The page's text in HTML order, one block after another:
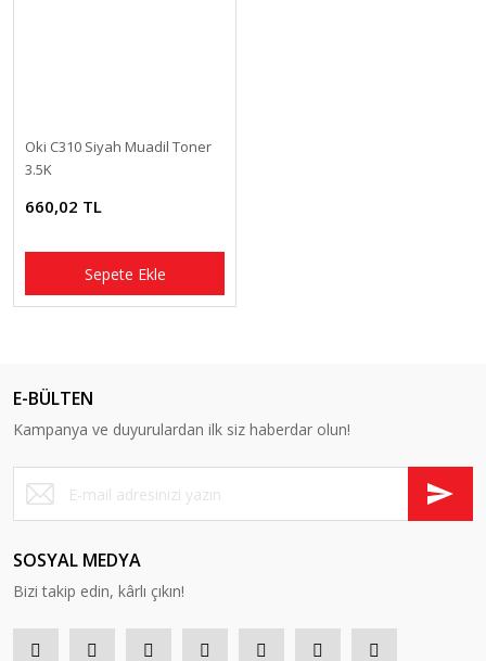
Oki C310 Siyah Muadil Toner
3.5K
660,02 TL
Sepete Ekle
E-BÜLTEN
Kampanya ve duyurulardan ilk siz haberdar olun!
SOSYAL MEDYA
Bizi takip edin, kârlı çıkın!